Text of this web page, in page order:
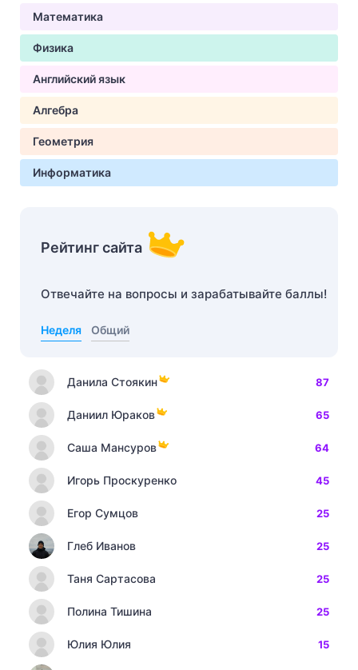
Математика
Физика
Английский язык
Алгебра
Геометрия
Информатика
Рейтинг сайта
Отвечайте на вопросы и зарабатывайте баллы!
Неделя Общий
Данила Стоякин 87
Даниил Юраков 65
Саша Мансуров 64
Игорь Проскуренко 45
Егор Сумцов 25
Глеб Иванов 25
Таня Сартасова 25
Полина Тишина 25
Юлия Юлия 15